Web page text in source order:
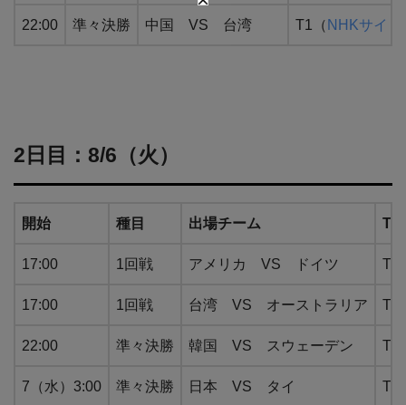
22:00 準々決勝 中国 VS 台湾 T1（ NHKサイト
2日目：8/6（火）
開始 種目 出場チーム
17:00 1回戦 アメリカ VS ドイツ T2
17:00 1回戦 台湾 VS オーストラリア T4
22:00 準々決勝 韓国 VS スウェーデン T2
7（水）3:00 準々決勝 日本 VS タイ T1